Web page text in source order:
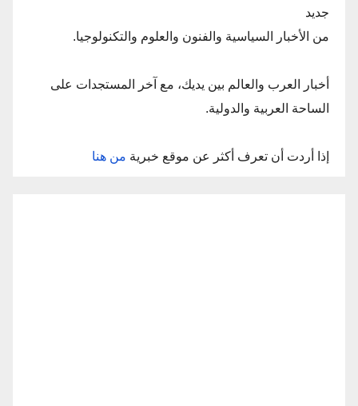
جديد
من الأخبار السياسية والفنون والعلوم والتكنولوجيا.
أخبار العرب والعالم بين يديك، مع آخر المستجدات على
الساحة العربية والدولية.
إذا أردت أن تعرف أكثر عن موقع خبرية من هنا